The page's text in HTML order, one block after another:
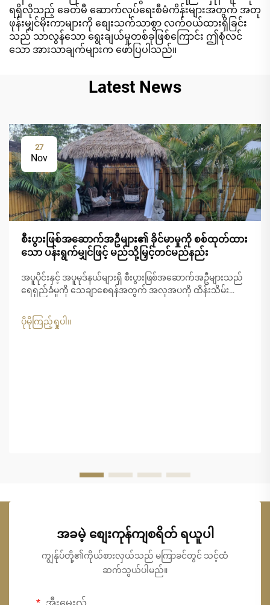
ရရှိလိုသည့် ခေတ်မီ ဆောက်လုပ်ရေးစီမံကိန်းများအတွက် အတု
ဖုန်းမျှင်မိုးကာများကို စျေးသက်သာစွာ လက်ဝယ်ထားရှိခြင်း
သည် သာလွန်သော ရွေးချယ်မှုတစ်ခုဖြစ်ကြောင်း ဤစုံလင်
သော အားသာချက်များက ဖော်ပြပါသည်။
Latest News
27
Nov
စီးပွားဖြစ်အဆောက်အဦများ၏ ခိုင်မာမှုကို စစ်ထုတ်ထား
သော ပန်းရွက်မျှင်ဖြင့် မည်သို့မြှင့်တင်မည်နည်း
အပူပိုင်းနှင့် အပူမုဒ်နယ်များရှိ စီးပွားဖြစ်အဆောက်အဦများသည်
ရေရှည်ခံမှုကို သေချာစေရန်အတွက် အလှအပကို ထိန်းသိမ်း
ပြင်းထန်သော UV...
ပိုမိုကြည့်ရှုပါ။
အခမဲ့ စျေးကုန်ကျစရိတ် ရယူပါ
ကျွန်ုပ်တို့၏ကိုယ်စားလှယ်သည် မကြာခင်တွင် သင့်ထံ
ဆက်သွယ်ပါမည်။